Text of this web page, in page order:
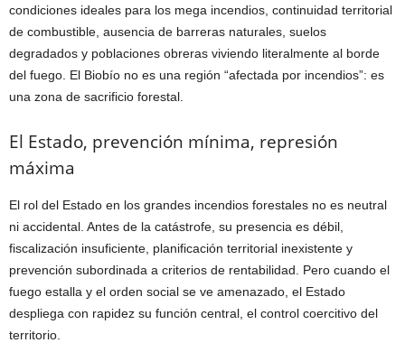
condiciones ideales para los mega incendios, continuidad territorial
de combustible, ausencia de barreras naturales, suelos
degradados y poblaciones obreras viviendo literalmente al borde
del fuego. El Biobío no es una región “afectada por incendios”: es
una zona de sacrificio forestal.
El Estado, prevención mínima, represión
máxima
El rol del Estado en los grandes incendios forestales no es neutral
ni accidental. Antes de la catástrofe, su presencia es débil,
fiscalización insuficiente, planificación territorial inexistente y
prevención subordinada a criterios de rentabilidad. Pero cuando el
fuego estalla y el orden social se ve amenazado, el Estado
despliega con rapidez su función central, el control coercitivo del
territorio.